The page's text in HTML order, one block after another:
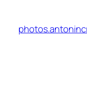
contenu